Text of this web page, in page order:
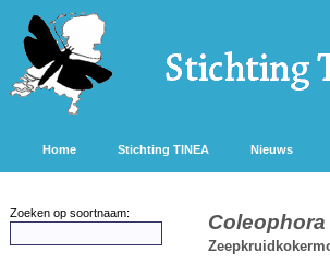
Home Stichting TINEA Nieuws
Zoeken op soortnaam: